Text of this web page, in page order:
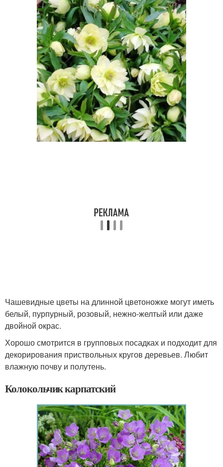
Чашевидные цветы на длинной цветоножке могут иметь
белый, пурпурный, розовый, нежно-желтый или даже
двойной окрас.
Хорошо смотрится в групповых посадках и подходит для
декорирования приствольных кругов деревьев. Любит
влажную почву и полутень.
Колокольчик карпатский